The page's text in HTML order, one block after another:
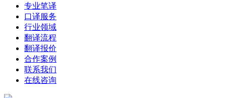
专业笔译
口译服务
行业领域
翻译流程
翻译报价
合作案例
联系我们
在线咨询